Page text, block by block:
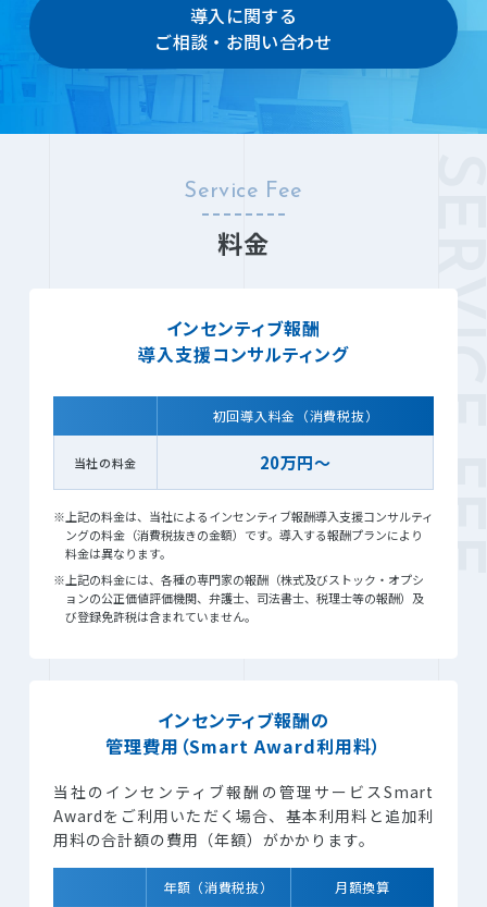
導入に関する
ご相談・お問い合わせ
Service Fee
料金
インセンティブ報酬
導入支援コンサルティング
初回導入料金（消費税抜）
当社の料金 20万円～
※上記の料金は、当社によるインセンティブ報酬導入支援コンサルティ
ングの料金（消費税抜きの金額）です。導入する報酬プランにより
料金は異なります。
※上記の料金には、各種の専門家の報酬（株式及びストック・オプシ
ョンの公正価値評価機関、弁護士、司法書士、税理士等の報酬）及
び登録免許税は含まれていません。
インセンティブ報酬の
管理費用（Smart Award利用料）
当社のインセンティブ報酬の管理サービスSmart
Awardをご利用いただく場合、 基本利用料と追加利
用料の合計額の費用（年額）がかかります。
年額（消費税抜） 月額換算